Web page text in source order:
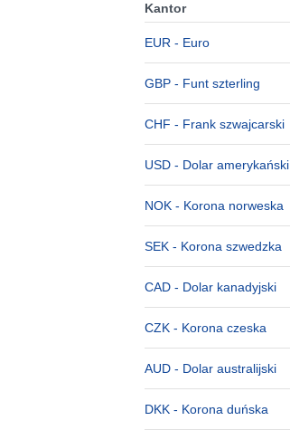
Kantor
EUR - Euro
GBP - Funt szterling
CHF - Frank szwajcarski
USD - Dolar amerykański
NOK - Korona norweska
SEK - Korona szwedzka
CAD - Dolar kanadyjski
CZK - Korona czeska
AUD - Dolar australijski
DKK - Korona duńska